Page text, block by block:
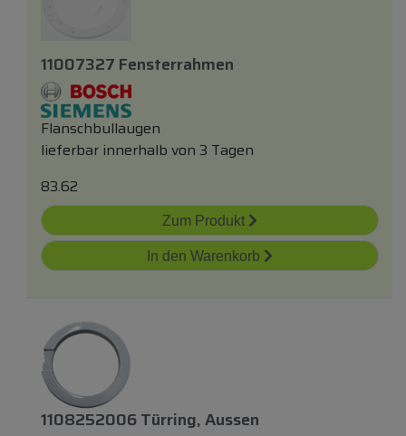
11007327 Fensterrahmen
Flanschbullaugen
lieferbar innerhalb von 3 Tagen
83.62
Zum Produkt
In den Warenkorb
1108252006 Türring, Aussen